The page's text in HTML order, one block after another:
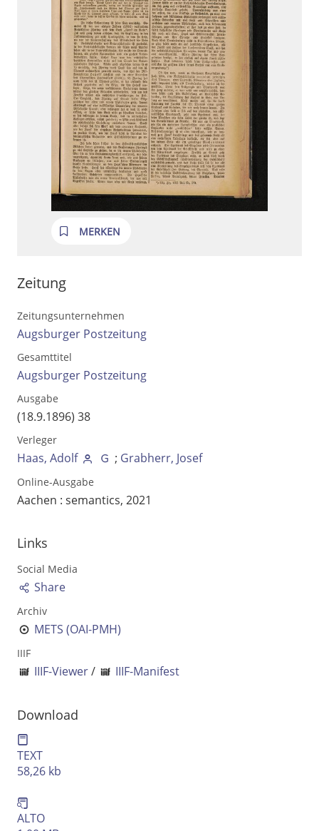
Volltext und Inhaltsverzeichnis
Suchbegriff
Ausgabe-Optionen
an
aus
MERKEN
Zeitung
Zeitungsunternehmen
Augsburger Postzeitung
Gesamttitel
Augsburger Postzeitung
Ausgabe
(18.9.1896) 38
Verleger
Haas, Adolf ; Grabherr, Josef
Online-Ausgabe
Aachen : semantics, 2021
Links
Social Media
Share
Archiv
METS (OAI-PMH)
IIIF
IIIF-Viewer/ IIIF-Manifest
Download
TEXT
58,26 kb
ALTO